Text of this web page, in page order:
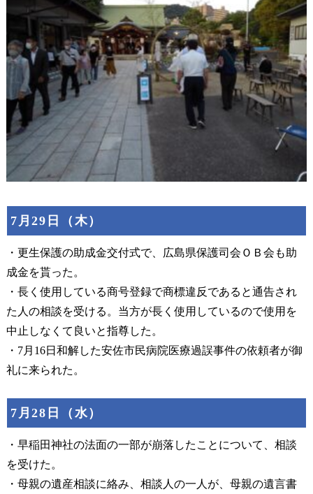
7月29日（木）
・更生保護の助成金交付式で、広島県保護司会ＯＢ会も助
成金を貰った。
・長く使用している商号登録で商標違反であると通告され
た人の相談を受ける。当方が長く使用しているので使用を
中止しなくて良いと指尊した。
・7月16日和解した安佐市民病院医療過誤事件の依頼者が御
礼に来られた。
7月28日（水）
・早稲田神社の法面の一部が崩落したことについて、相談
を受けた。
・母親の遺産相談に絡み、相談人の一人が、母親の遺言書